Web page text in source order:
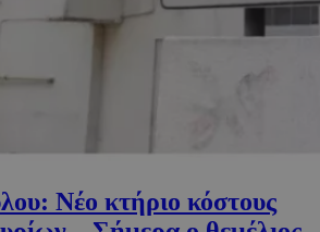
Νέο κτήριο κόστους